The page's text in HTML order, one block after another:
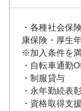
・各種社会保
康保険・厚生年
※加入条件を
・自転車通勤
・制服貸与
・永年勤続表
・資格取得支